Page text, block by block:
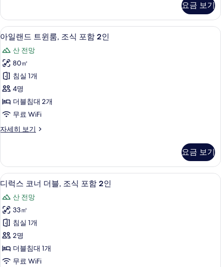
함
인
사
진
모
두
보
기
윈
룸
+
조
식
포
함
2
인
자
세
히
기
요금 보기
아
일
랜
드
트
윈
룸,
식
함
2
인
사
진
모
두
보
기
아일랜드 트윈룸, 조식 포
2
아일랜드 트윈룸, 조식 포함 2인
산 전망
80㎡
침실 1개
4명
더블침대 2개
무료 WiFi
자세히 보기
아
트
윈
룸,
조
식
포
함
2
인
자
세
히
요금 보기
디
럭
스
코
너
더
블,
디럭스 코너 더블, 조식 포함 2인 | 객
2
디럭스 코너 더블, 조식 포함 2인
산 전망
33㎡
침실 1개
2명
더블침대 1개
무료 WiFi